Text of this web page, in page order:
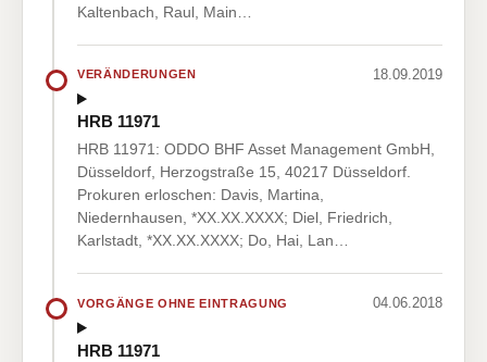
Kaltenbach, Raul, Main…
VERÄNDERUNGEN 18.09.2019
HRB 11971
HRB 11971: ODDO BHF Asset Management GmbH,
Düsseldorf, Herzogstraße 15, 40217 Düsseldorf.
Prokuren erloschen: Davis, Martina,
Niedernhausen, *XX.XX.XXXX; Diel, Friedrich,
Karlstadt, *XX.XX.XXXX; Do, Hai, Lan…
VORGÄNGE OHNE EINTRAGUNG 04.06.2018
HRB 11971